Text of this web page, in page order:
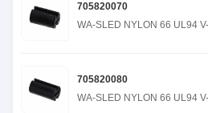
705820070
WA-SLED NYLON 66 UL94
705820080
WA-SLED NYLON 66 UL94